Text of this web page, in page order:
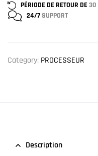
PÉRIODE DE RETOUR DE 30
24/7SUPPORT
Category: PROCESSEUR
Description